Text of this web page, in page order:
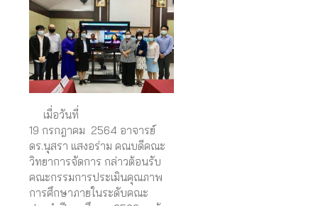
เมื่อวันที่
19 กรกฎาคม 2564 อาจารย์
ดร.นุสรา แสงอร่าม คณบดีคณะ
วิทยาการจัดการ กล่าวต้อนรับ
คณะกรรมการประเมินคุณภาพ
การศึกษาภายในระดับคณะ